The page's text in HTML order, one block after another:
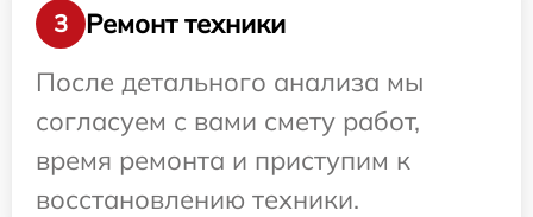
3
Ремонт техники
После детального анализа мы
согласуем с вами смету работ,
время ремонта и приступим к
восстановлению техники.